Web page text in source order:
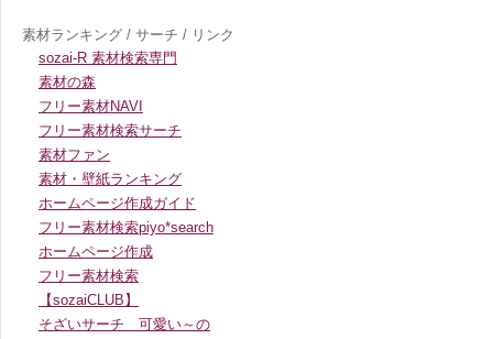
素材ランキング / サーチ / リンク
sozai-R 素材検索専門
素材の森
フリー素材NAVI
フリー素材検索サーチ
素材ファン
素材・壁紙ランキング
ホームページ作成ガイド
フリー素材検索piyo*search
ホームページ作成
フリー素材検索
【sozaiCLUB】
そざいサーチ 可愛い～の